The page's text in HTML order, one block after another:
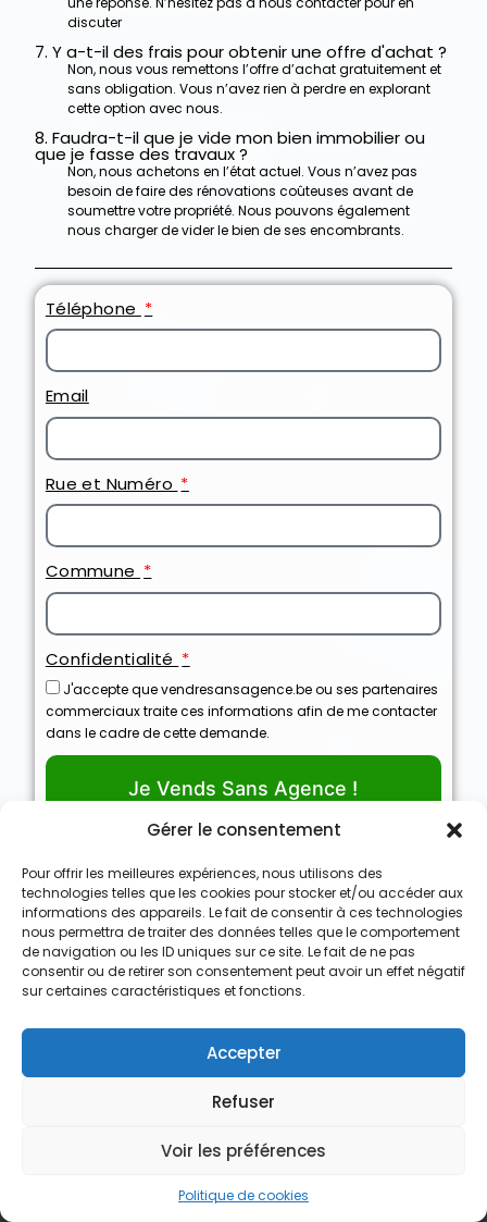
Gérer le consentement
Pour offrir les meilleures expériences, nous utilisons des
technologies telles que les cookies pour stocker et/ou accéder aux
informations des appareils. Le fait de consentir à ces technologies
nous permettra de traiter des données telles que le comportement
de navigation ou les ID uniques sur ce site. Le fait de ne pas
consentir ou de retirer son consentement peut avoir un effet négatif
sur certaines caractéristiques et fonctions.
Accepter
Refuser
Voir les préférences
Politique de cookies
discuter
7. Y a-t-il des frais pour obtenir une offre d'achat ?
Non, nous vous remettons l’offre d’achat gratuitement et
sans obligation. Vous n’avez rien à perdre en explorant
cette option avec nous.
8. Faudra-t-il que je vide mon bien immobilier ou
que je fasse des travaux ?
Non, nous achetons en l’état actuel. Vous n’avez pas
besoin de faire des rénovations coûteuses avant de
soumettre votre propriété. Nous pouvons également
nous charger de vider le bien de ses encombrants.
Téléphone
Email
Rue et Numéro
Commune
Confidentialité
J'accepte que vendresansagence.be ou ses partenaires
commerciaux traite ces informations afin de me contacter
dans le cadre de cette demande.
Je Vends Sans Agence !
Contact
Nous Achetons des Maisons
Nous Achetons des appartements
Nous Achetons des terrains
Nous Achetons des immeubles de rapport
Le processus d’achat express
Recevoir une offre d’achat